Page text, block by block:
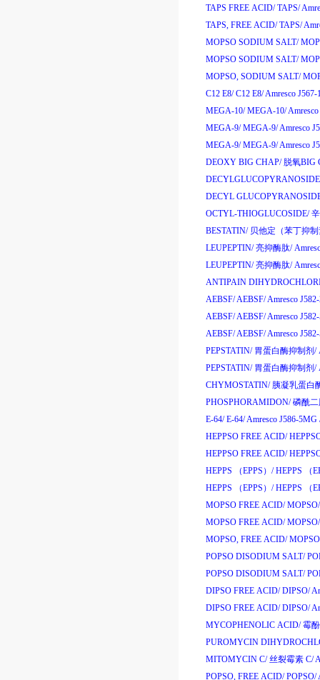
TAPS FREE ACID/ TAPS/
TAPS, FREE ACID/ TAPS/
MOPSO SODIUM SALT/
MOPSO SODIUM SALT/
MOPSO, SODIUM SALT/
C12 E8/ C12 E8/Amresco J567-
MEGA-10/ MEGA-10/
MEGA-9/ MEGA-9/Amresco
MEGA-9/ MEGA-9/Amresco
DEOXY BIG CHAP/ 脱氧BIG
DECYL
OCTYL-THIOGLUCOSIDE/
BESTATIN/ 贝他定 （苯丁抑
LEUPEPTIN/ 亮抑酶肽/
LEUPEPTIN/ 亮抑酶肽/
ANTIPAIN
AEBSF/AEBSF/Amresco
AEBSF/AEBSF/Amresco
AEBSF/AEBSF/Amresco
PEPSTATIN/ 胃蛋白酶抑制剂 /
PEPSTATIN/ 胃蛋白酶抑制剂 /
CHYMOSTATIN/ 胰凝乳蛋白
PHOSPHORAMIDON/ 磷酰
E-64/ E-64/Amresco J586-5MG
HEPPSO FREE ACID/
HEPPSO FREE ACID/
HEPPS （EPPS）/ HEPPS （
HEPPS （EPPS）/ HEPPS （
MOPSO FREE ACID/ MOPSO/
MOPSO FREE ACID/ MOPSO/
MOPSO, FREE ACID/
POPSO DISODIUM SALT/
POPSO DISODIUM SALT/
DIPSO FREE ACID/ DIPSO/
DIPSO FREE ACID/ DIPSO/
MYCOPHENOLIC ACID/ 霉
PUROMYCIN
MITOMYCIN C/ 丝裂霉素 C/
POPSO, FREE ACID/ POPSO/